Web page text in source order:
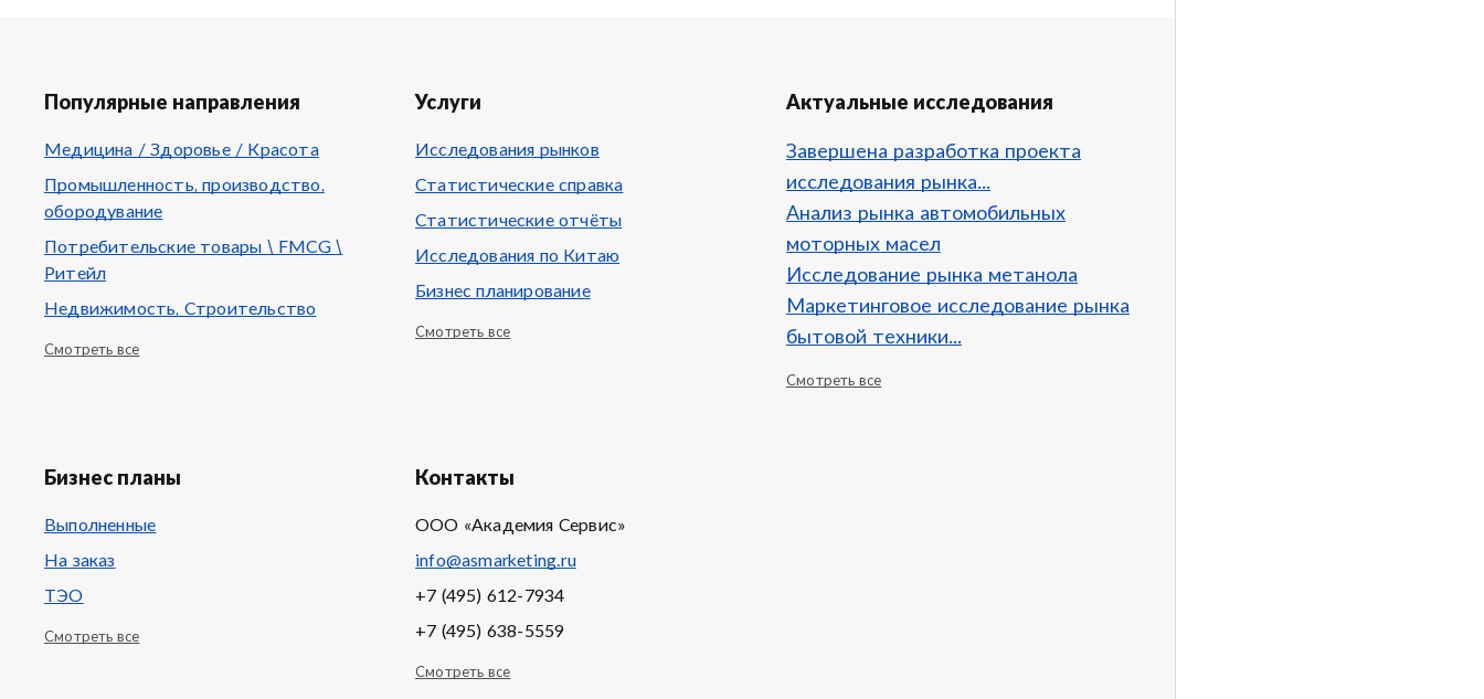
Популярные направления
Медицина / Здоровье / Красота
Промышленность, производство,
обородувание
Потребительские товары \ FMCG \
Ритейл
Недвижимость, Строительство
Смотреть все
Услуги
Исследования рынков
Статистические справка
Статистические отчёты
Исследования по Китаю
Бизнес планирование
Смотреть все
Актуальные исследования
Завершена разработка проекта
исследования рынка...
Анализ рынка автомобильных
моторных масел
Исследование рынка метанола
Маркетинговое исследование рынка
бытовой техники...
Смотреть все
Бизнес планы
Выполненные
На заказ
ТЭО
Смотреть все
Контакты
ООО «Академия Сервис»
info@asmarketing.ru
+7 (495) 612-7934
+7 (495) 638-5559
Смотреть все